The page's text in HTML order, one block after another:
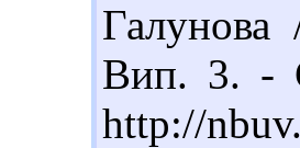
Галунова
Вип. 3. -
http://